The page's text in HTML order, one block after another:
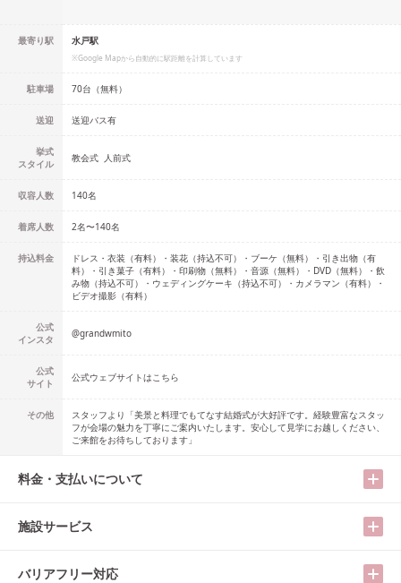
最寄り駅 水戸駅
※Google Mapから自動的に駅距離を計算しています
駐車場 70台（無料）
送迎 送迎バス有
挙式
スタイル
教会式 人前式
収容人数 140名
着席人数 2名〜140名
持込料金
ドレス・衣装（有料）・装花（持込不可）・ブーケ（無料）・引き出物（有
料）・引き菓子（有料）・印刷物（無料）・音源（無料）・DVD（無料）・飲
み物（持込不可）・ウェディングケーキ（持込不可）・カメラマン（有料）・
ビデオ撮影（有料）
公式
インスタ
@grandwmito
公式
サイト
公式ウェブサイトはこちら
その他
スタッフより「美景と料理でもてなす結婚式が大好評です。経験豊富なスタッ
フが会場の魅力を丁寧にご案内いたします。安心して見学にお越しください、
ご来館をお待ちしております」
料金・支払いについて
施設サービス
バリアフリー対応